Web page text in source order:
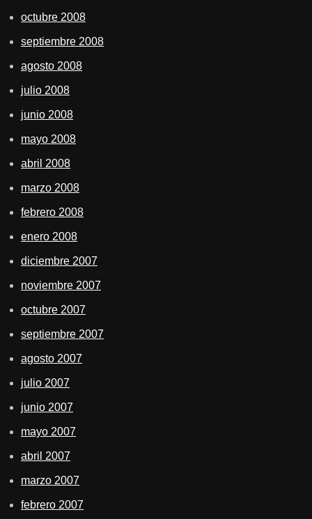
octubre 2008
septiembre 2008
agosto 2008
julio 2008
junio 2008
mayo 2008
abril 2008
marzo 2008
febrero 2008
enero 2008
diciembre 2007
noviembre 2007
octubre 2007
septiembre 2007
agosto 2007
julio 2007
junio 2007
mayo 2007
abril 2007
marzo 2007
febrero 2007